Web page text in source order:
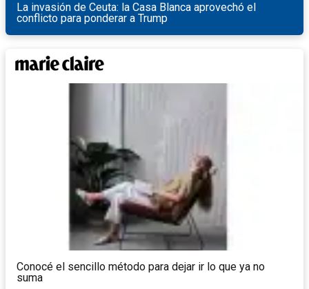
La invasión de Ceuta: la Casa Blanca aprovechó el
conflicto para ponderar a Trump
Conocé el sencillo método para dejar ir lo que ya no
suma